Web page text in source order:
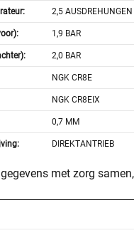
2,5 AUSDREHUNGEN
1,9 BAR
2,0 BAR
NGK CR8E
NGK CR8EIX
0,7 MM
DIREKTANTRIEB
met zorg